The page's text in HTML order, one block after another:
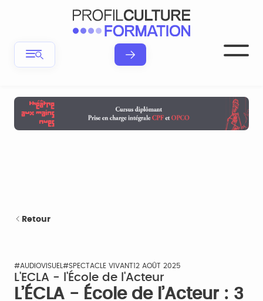
Retour
#AUDIOVISUEL #SPECTACLE VIVANT12 AOÛT 2025
L'ECLA - l'École de l'Acteur
L’ÉCLA - École de l’Acteur : 3